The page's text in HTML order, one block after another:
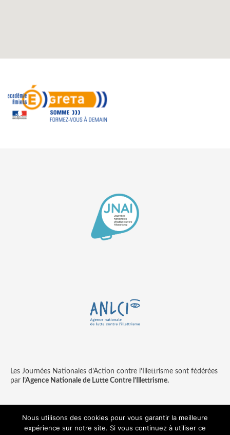
Les Journées Nationales d’Action contre l’Illettrisme sont fédérées
par l’Agence Nationale de Lutte Contre l’Illettrisme.
Nous utilisons des cookies pour vous garantir la meilleure
expérience sur notre site. Si vous continuez à utiliser ce